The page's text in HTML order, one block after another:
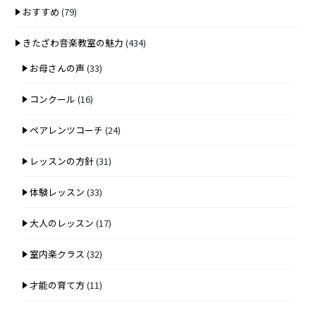
おすすめ (79)
きたざわ音楽教室の魅力 (434)
お母さんの声 (33)
コンクール (16)
ペアレンツコーチ (24)
レッスンの方針(31)
体験レッスン (33)
大人のレッスン (17)
室内楽クラス (32)
才能の育て方 (11)